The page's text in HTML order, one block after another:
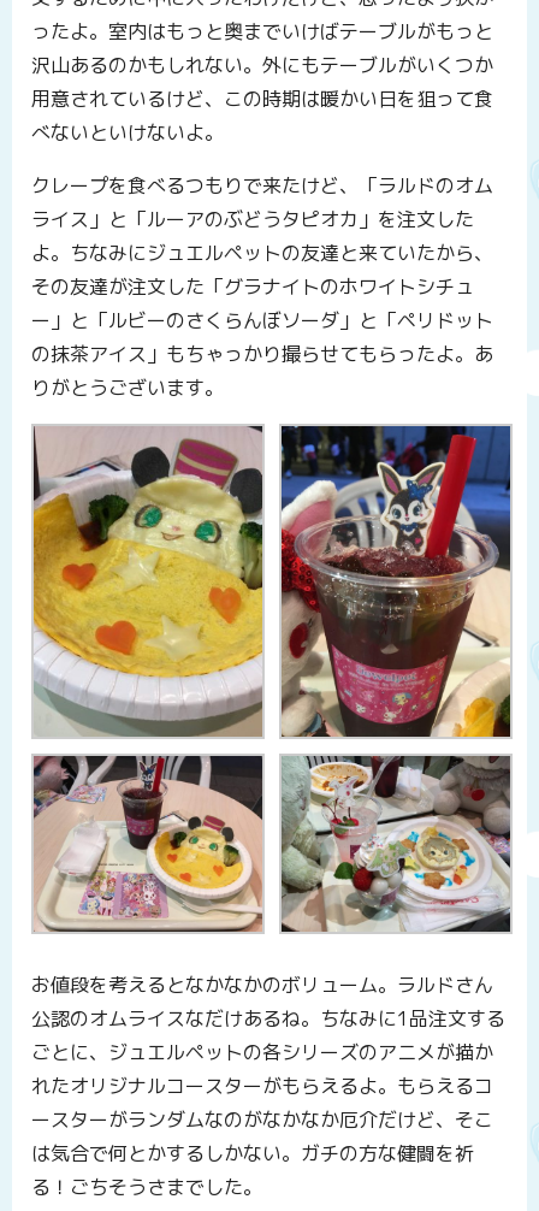
ったよ。室内はもっと奥までいけばテーブルがもっと
沢山あるのかもしれない。外にもテーブルがいくつか
用意されているけど、この時期は暖かい日を狙って食
べないといけないよ。
クレープを食べるつもりで来たけど、「ラルドのオム
ライス」と「ルーアのぶどうタピオカ」を注文した
よ。ちなみにジュエルペットの友達と来ていたから、
その友達が注文した「グラナイトのホワイトシチュ
ー」と「ルビーのさくらんぼソーダ」と「ペリドット
の抹茶アイス」もちゃっかり撮らせてもらったよ。あ
りがとうございます。
お値段を考えるとなかなかのボリューム。ラルドさん
公認のオムライスなだけあるね。ちなみに1品注文する
ごとに、ジュエルペットの各シリーズのアニメが描か
れたオリジナルコースターがもらえるよ。もらえるコ
ースターがランダムなのがなかなか厄介だけど、そこ
は気合で何とかするしかない。ガチの方な健闘を祈
る！ごちそうさまでした。